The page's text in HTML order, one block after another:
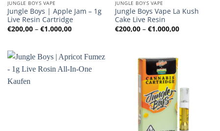
JUNGLE BOYS VAPE
Jungle Boys | Apple Jam – 1g
Live Resin Cartridge
€200,00 – €1.000,00Preisspanne:
€200,00
JUNGLE BOYS VAPE
Jungle Boys Vape La Kush
Cake Live Resin
€200,00 – €1.000,00
€200,00